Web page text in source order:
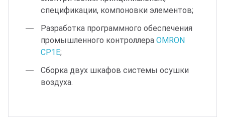
спецификации, компоновки элементов;
Разработка программного обеспечения
промышленного контроллера OMRON
CP1E;
Сборка двух шкафов системы осушки
воздуха.